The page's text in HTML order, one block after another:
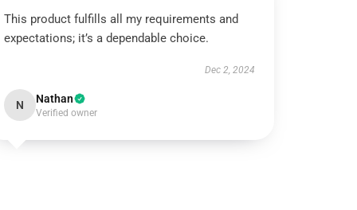
This product fulfills all my requirements and
expectations; it’s a dependable choice.
Dec 2, 2024
N Nathan
Verified owner